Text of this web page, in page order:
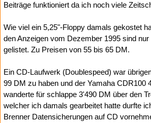
Beiträge funktioniert da ich noch viele
Wie viel ein 5,25"-Floppy damals gekostet
den Anzeigen vom Dezember 1995 sind
gelistet. Zu Preisen von 55 bis 65 DM.
Ein CD-Laufwerk (Doublespeed) war
99 DM zu haben und der Yamaha CDR100
wanderte für schlappe 3'490 DM über den
welcher ich damals gearbeitet hatte durfte
Brenner Datensicherungen auf CD